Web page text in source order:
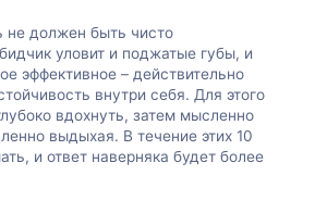
не должен быть чисто
уловит и поджатые губы, и
эффективное – действительно
внутри себя. Для этого
вдохнуть, затем мысленно
выдыхая. В течение этих 10
и ответ наверняка будет более